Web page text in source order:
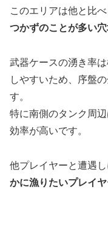
このエリアは他と比べ
つかずのことが多い
武器ケースの湧き率
しやすいため、序盤
す。
特に南側のタンク周
効率が高いです。
他プレイヤーと遭遇
かに漁りたいプレイ